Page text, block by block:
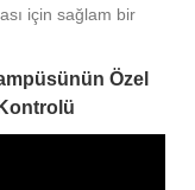
için sağlam bir
Özel
Kontrolü